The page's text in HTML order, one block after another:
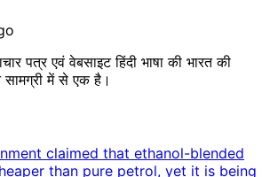
पत्र एवं वेबसाइट हिंदी भाषा की भारत की
में से एक है।